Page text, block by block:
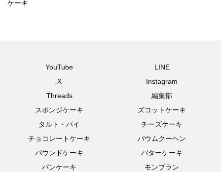
ケーキ
YouTube
LINE
X
Instagram
Threads
編集部
スポンジケーキ
ズコットケーキ
タルト・パイ
チーズケーキ
チョコレートケーキ
バウムクーヘン
パウンドケーキ
バターケーキ
パンケーキ
モンブラン